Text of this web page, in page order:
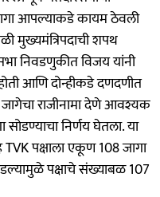
आपल्याकडे कायम ठेवली
मुख्यमंत्रिपदाची शपथ
निवडणुकीत विजय यांनी
आणि दोन्हीकडे दणदणीत
राजीनामा देणे आवश्यक
सोडण्याचा निर्णय घेतला. या
पक्षाला एकूण 108 जागा
पक्षाचे संख्याबळ 107